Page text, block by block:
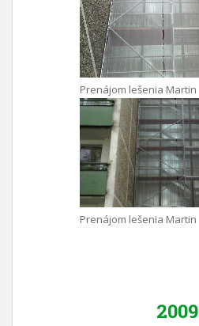
Prenájom lešenia Martin
Prenájom lešenia Martin
2009